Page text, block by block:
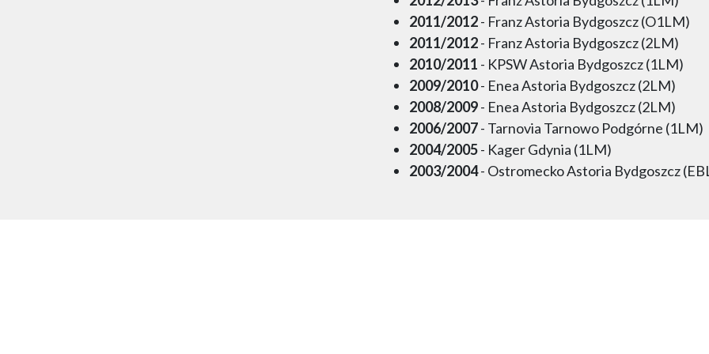
2011/2012- Franz Astoria Bydgoszcz (O1LM)
2011/2012- Franz Astoria Bydgoszcz (2LM)
2010/2011 - KPSW Astoria Bydgoszcz (1LM)
2009/2010- Enea Astoria Bydgoszcz (2LM)
2008/2009- Enea Astoria Bydgoszcz (2LM)
2006/2007- Tarnovia Tarnowo Podgórne (1LM)
2004/2005- Kager Gdynia (1LM)
2003/2004- Ostromecko Astoria Bydgoszcz